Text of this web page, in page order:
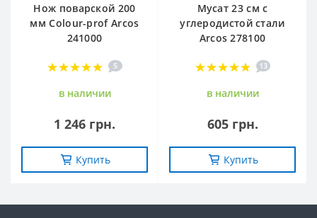
Нож поварской 200
мм Сolour-prof Arcos
241000
5
в наличии
1 246 грн.
Купить
Мусат 23 см с
углеродистой стали
Arcos 278100
13
в наличии
605 грн.
Купить